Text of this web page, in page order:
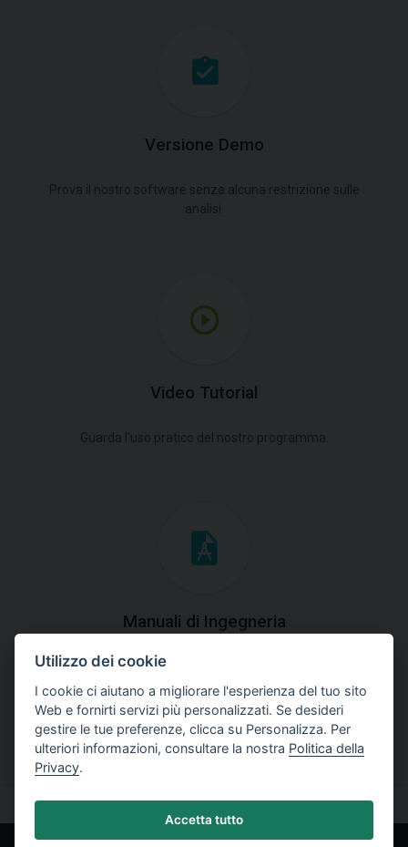
Versione Demo
Video Tutorial
Manuali di Ingegneria
Scarica manuali con spiegazioni teoriche e pratiche
dell'uso del programma.
Utilizzo dei cookie
I cookie ci aiutano a migliorare l'esperienza del tuo sito
Web e fornirti servizi più personalizzati. Se desideri
gestire le tue preferenze, clicca su Personalizza. Per
ulteriori informazioni, consultare la nostra Politica della
Privacy.
Accetta tutto